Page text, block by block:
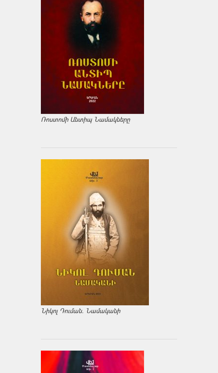
Ռոստոմի Անտիպ Նամակները
Նիկոլ Դուման. Նամականի